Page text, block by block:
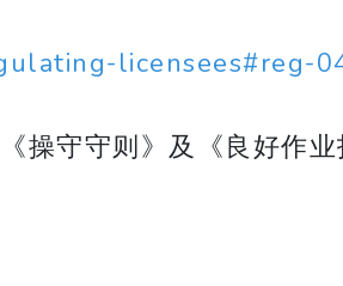
licensees#reg-
操守守则》及《良好作